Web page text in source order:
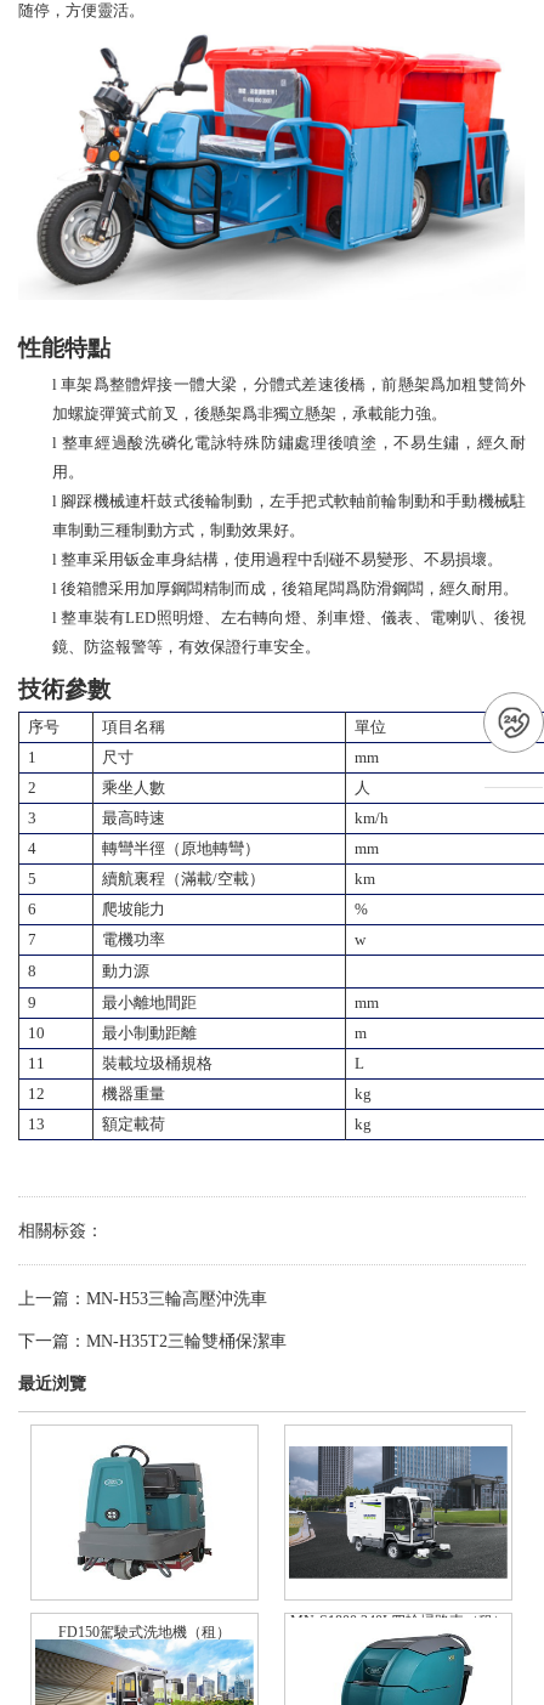
随停，方便靈活。
性能特點
l車架爲整體焊接一體大梁，分體式差速後橋，前懸架爲加粗雙筒外
加螺旋彈簧式前叉，後懸架爲非獨立懸架，承載能力強。
l 整車經過酸洗磷化電詠特殊防鏽處理後噴塗，不易生鏽，經久耐
用。
l 腳踩機械連杆鼓式後輪制動，左手把式軟軸前輪制動和手動機械駐
車制動三種制動方式，制動效果好。
l 整車采用钣金車身結構，使用過程中刮碰不易變形、不易損壞。
l 後箱體采用加厚鋼闆精制而成，後箱尾闆爲防滑鋼闆，經久耐用。
l整車裝有LED照明燈、左右轉向燈、刹車燈、儀表、電喇叭、後視
鏡、防盜報警等，有效保證行車安全。
技術參數
序号 項目名稱
單位
1
尺寸
mm
2
乘坐人數
人
3
最高時速
km/h
4
轉彎半徑（原地轉彎）
mm
5
續航裏程 （滿載/空載）
km
6
爬坡能力
%
7
電機功率
w
8
動力源
9
最小離地間距
mm
10
最小制動距離
m
11
裝載垃圾桶規格
L
12
機器重量
kg
13
額定載荷 kg
相關标簽：
上一篇： MN-H53三輪高壓沖洗車
下一篇： MN-H35T2三輪雙桶保潔車
最近浏覽
FD150駕駛式洗地機（租）
MN-S1800 240L四輪掃路車（租）